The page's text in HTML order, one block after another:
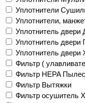
Уплотнители
Уплотнители,
Уплотнитель двери
Уплотнитель
Уплотнитель двери
Фильтр (
Фильтр HEPA
Фильтр Вытяжки
Фильтр осушитель